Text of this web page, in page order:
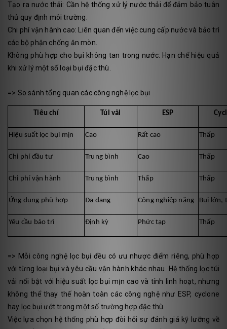
Tạo ra nước thải: Cần hệ thống xử lý nước thải để đảm bảo tuân
thủ quy định môi trường.
Chi phí vận hành cao: Liên quan đến việc cung cấp nước và bảo trì
các bộ phận chống ăn mòn.
Không phù hợp cho bụi không tan trong nước: Hạn chế hiệu quả
khi xử lý một số loại bụi đặc thù.
=> So sánh tổng quan các công nghệ lọc bụi
Tiêu chí Túi vải ESP
Hiệu suất lọc bụi mịn Cao Rất cao Thấp
Chi phí đầu tư Trung bình Cao Thấp
Chi phí vận hành Trung bình Thấp Thấp
Ứng dụng phù hợp Đa dạng Công nghiệp nặng Bụi lớn,
Yêu cầu bảo trì Định kỳ Phức tạp Thấp
=> Mỗi công nghệ lọc bụi đều có ưu nhược điểm riêng, phù hợp
với từng loại bụi và yêu cầu vận hành khác nhau. Hệ thống lọc túi
vải nổi bật với hiệu suất lọc bụi mịn cao và tính linh hoạt, nhưng
không thể thay thế hoàn toàn các công nghệ như ESP, cyclone
hay lọc bụi ướt trong một số trường hợp đặc thù.
Việc lựa chọn hệ thống phù hợp đòi hỏi sự đánh giá kỹ lưỡng về